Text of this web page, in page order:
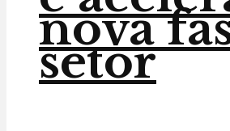
nova
setor